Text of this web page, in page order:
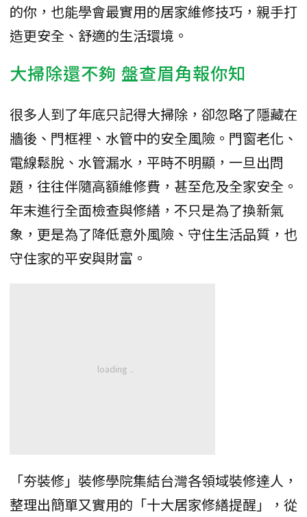
的你，也能學會最實用的居家維修技巧，親手打
造更安全、舒適的生活環境。
大掃除還不夠 盤查眉角報你知
很多人到了年底只記得大掃除，卻忽略了隱藏在
牆後、門框裡、水管中的安全風險。門窗老化、
電線鬆脫、水管漏水，平時不明顯，一旦出問
題，往往伴隨高額維修費，甚至危及全家安全。
年末進行全面檢查與修繕，不只是為了換新氣
象，更是為了降低意外風險、守住生活品質，也
守住家的平安與財富。
「夯裝修」裝修學院集結台灣各領域裝修達人，
整理出簡單又實用的「十大居家修繕提醒」，從